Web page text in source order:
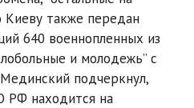
Киеву также передан
640 военнопленных из
и молодежь” с
подчеркнул,
РФ находится на